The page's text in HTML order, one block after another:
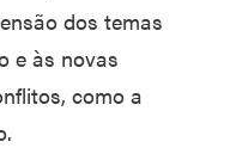
dos temas
e às novas
como a